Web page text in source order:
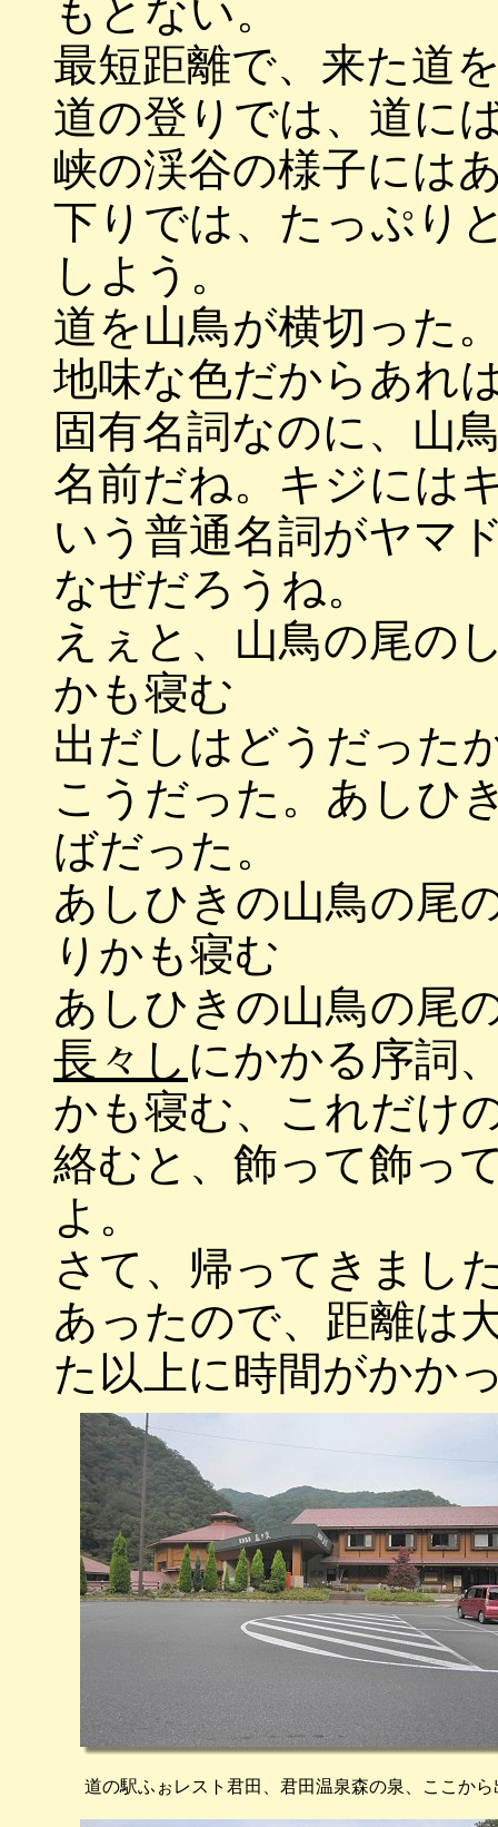
もとない。
最短距離で、来た道
道の登りでは、道に
峡の渓谷の様子には
下りでは、たっぷり
しよう。
道を山鳥が横切った
地味な色だからあれ
固有名詞なのに、山
名前だね。キジには
いう普通名詞がヤマ
なぜだろうね。
えぇと、山鳥の尾の
かも寝む
出だしはどうだった
こうだった。あしひ
ばだった。
あしひきの山鳥の尾
りかも寝む
あしひきの山鳥の尾
長々し にかかる序詞
かも寝む、これだけ
絡むと、飾って飾っ
よ。
さて、帰ってきまし
あったので、距離は
た以上に時間がかか
道の駅ふぉレスト君田、君田温泉森の泉、ここから